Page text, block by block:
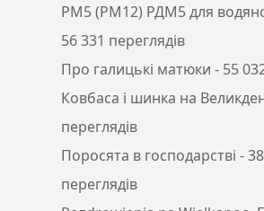
РМ5 (РМ12) РДМ5 для
56 331 переглядів
Про галицькі матюки - 55
Ковбаса і шинка на
переглядів
Поросята в господарстві -
переглядів